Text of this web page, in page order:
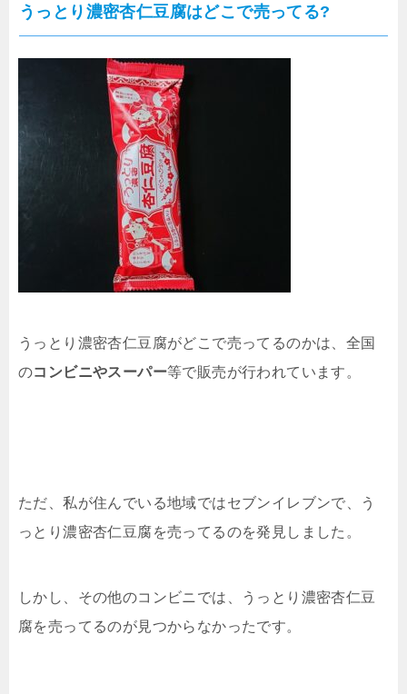
うっとり濃密杏仁豆腐はどこで売ってる?
うっとり濃密杏仁豆腐がどこで売ってるのかは、全国
のコンビニやスーパー等で販売が行われています。
ただ、私が住んでいる地域ではセブンイレブンで、う
っとり濃密杏仁豆腐を売ってるのを発見しました。
しかし、その他のコンビニでは、うっとり濃密杏仁豆
腐を売ってるのが見つからなかったです。